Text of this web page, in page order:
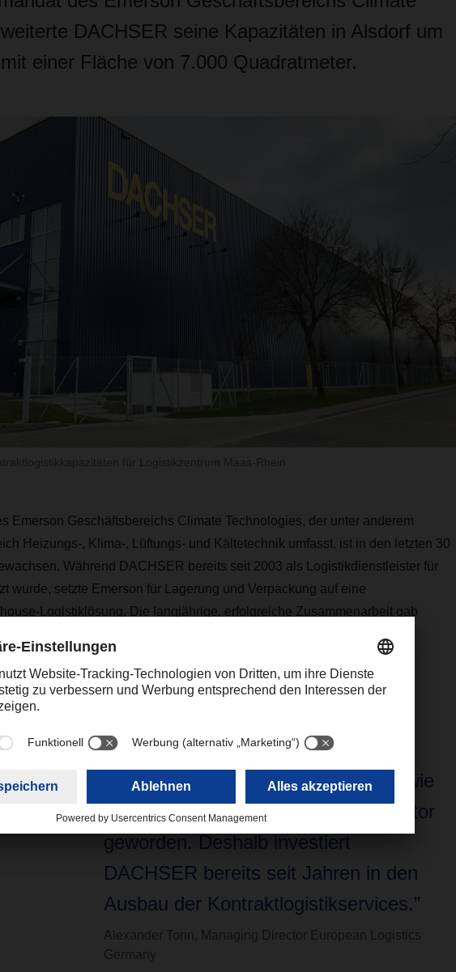
DACHSER seine Kapazitäten in Alsdorf um
einer Fläche von 7.000 Quadratmeter.
Emerson Geschäftsbereichs Climate Technologies, der unter anderem
Heizungs-, Klima-, Lüftungs- und Kältetechnik umfasst, ist in den letzten 30
Während DACHSER bereits seit 2003 als Logistikdienstleister für
wurde, setzte Emerson für Lagerung und Verpackung auf eine
Logistiklösung. Die langjährige, erfolgreiche Zusammenarbeit gab
den gesamten Logistikprozess an DACHSER auszulagern.
Logistikprozesskette aus einer Hand
ist für produzierende Unternehmen wie
Emerson längst zu einem Erfolgsfaktor
geworden. Deshalb investiert
DACHSER bereits seit Jahren in den
Ausbau der Kontraktlogistikservices.”
Alexander Tonn, Managing Director European Logistics
Germany